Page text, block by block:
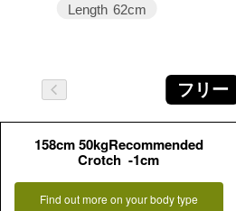
Length 62cm
フリー
158cm 50kgRecommended
Crotch -1cm
Find out more on your body type